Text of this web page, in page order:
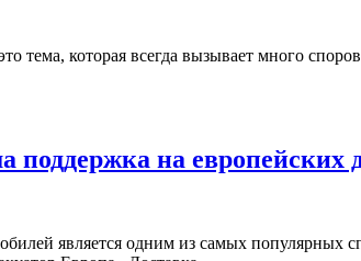
которая всегда вызывает много
поддержка на европейских
является одним из самых